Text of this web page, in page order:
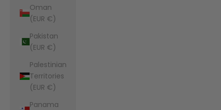
Oman
(EUR €)
Pakistan
(EUR €)
Palestinian
Territories
(EUR €)
Panama